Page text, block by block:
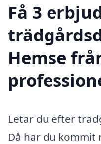
Få 3
Hemse
Letar du efter
Då har du kommit